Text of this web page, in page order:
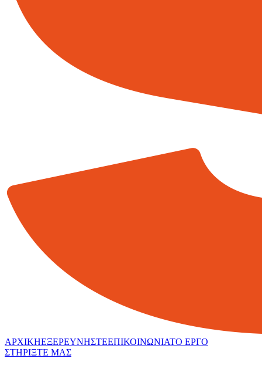
ΑΡΧΙΚΗΕΞΕΡΕΥΝΗΣΤΕΕΠΙΚΟΙΝΩΝΙΑΤΟ ΕΡΓΟ
ΣΤΗΡΙΞΤΕ ΜΑΣ